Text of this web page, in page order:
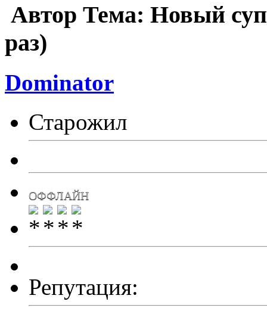
Автор Тема: Новый
раз)
Dominator
Старожил
ОФФЛАЙН
Репутация: